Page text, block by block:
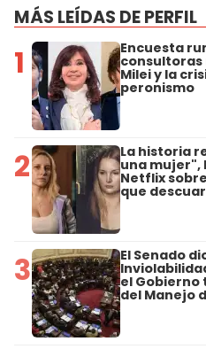
MÁS LEÍDAS DE PERFIL
1 Encuesta
consultoras
Milei y la
peronismo
2 La historia
una mujer",
Netflix
que
3 El Senado
el Gobierno
del Manejo